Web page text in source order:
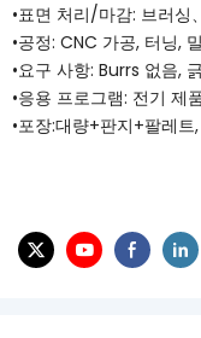
•표면 처리/마감: 브러싱
•공정: CNC 가공, 터닝,
•요구 사항: Burrs 없음,
•응용 프로그램: 전기 제
•포장:대량+판지+팔레